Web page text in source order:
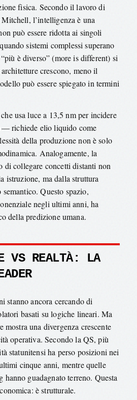
fisica. Secondo il lavoro di
l’intelligenza è una
può essere ridotta ai singoli
sistemi complessi superano
è diverso” (more is different) si
crescono, meno il
può essere spiegato in termini
usa luce a 13,5 nm per incidere
— richiede elio liquido come
della produzione non è solo
Analogamente, la
di collegare concetti distanti non
istruzione, ma dalla struttura
Questo spazio,
negli ultimi anni, ha
della predizione umana.
VS REALTÀ: LA
stanno ancora cercando di
basati su logiche lineari. Ma
mostra una divergenza crescente
operativa. Secondo la QS, più
statunitensi ha perso posizioni nei
cinque anni, mentre quelle
guadagnato terreno. Questa
è strutturale.